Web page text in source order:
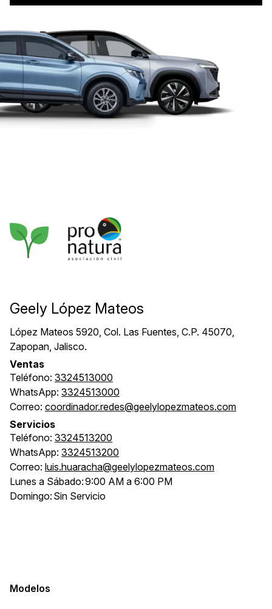
Geely López Mateos
López Mateos 5920, Col. Las Fuentes, C.P. 45070,
Zapopan, Jalisco.
Ventas
Teléfono: 3324513000
WhatsApp: 3324513000
Correo: coordinador.redes@geelylopezmateos.com
Servicios
Teléfono: 3324513200
WhatsApp: 3324513200
Correo: luis.huaracha@geelylopezmateos.com
Lunes a Sábado:9:00 AM a 6:00 PM
Domingo: Sin Servicio
Modelos